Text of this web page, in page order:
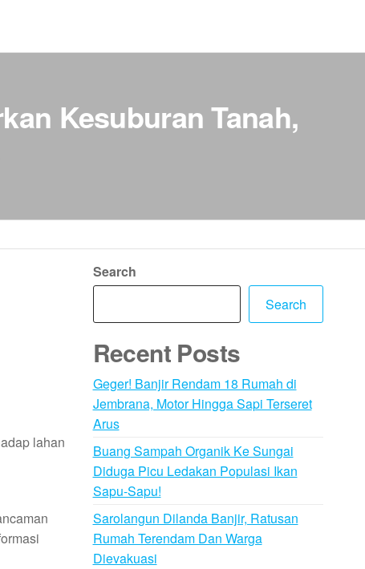
Kesuburan Tanah,
lahan
Search
Search
Recent Posts
Geger! Banjir Rendam 18 Rumah di
Jembrana, Motor Hingga Sapi Terseret
Arus
Buang Sampah Organik Ke Sungai
Diduga Picu Ledakan Populasi Ikan
Sapu-Sapu!
Sarolangun Dilanda Banjir, Ratusan
Rumah Terendam Dan Warga
Dievakuasi